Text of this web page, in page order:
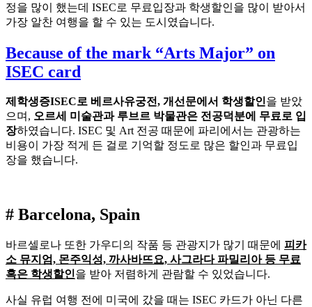
정을 많이 했는데 ISEC로 무료입장과 학생할인을 많이 받아서
가장 알찬 여행을 할 수 있는 도시였습니다.
Because of the mark “Arts Major” on
ISEC card
제학생증ISEC로 베르사유궁전, 개선문에서 학생할인을 받았
으며, 오르세 미술관과 루브르 박물관은 전공덕분에 무료로 입
장하였습니다. ISEC 및 Art 전공 때문에 파리에서는 관광하는
비용이 가장 적게 든 걸로 기억할 정도로 많은 할인과 무료입
장을 했습니다.
# Barcelona, Spain
바르셀로나 또한 가우디의 작품 등 관광지가 많기 때문에 피카
소 뮤지엄, 몬주익성, 까사바뜨요, 사그라다 파밀리아 등 무료
혹은 학생할인을 받아 저렴하게 관람할 수 있었습니다.
사실 유럽 여행 전에 미국에 갔을 때는 ISEC 카드가 아닌 다른